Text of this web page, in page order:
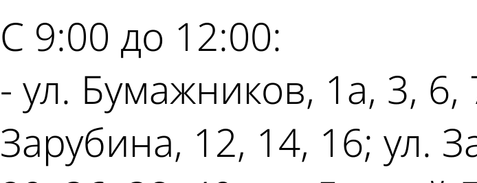
С 9:00 до 12:00:
- ул. Бумажников, 1а, 3,
Зарубина, 12, 14, 16; ул.